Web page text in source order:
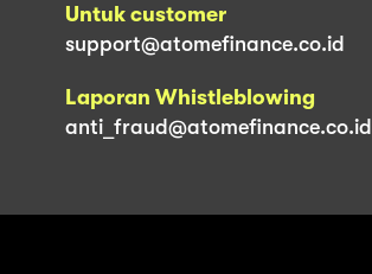
Untuk customer
support@atomefinance.co.id
Laporan Whistleblowing
anti_fraud@atomefinance.co.id